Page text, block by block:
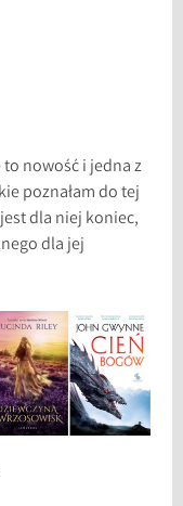
to nowość i jedna z
poznałam do tej
dla niej koniec,
dla jej